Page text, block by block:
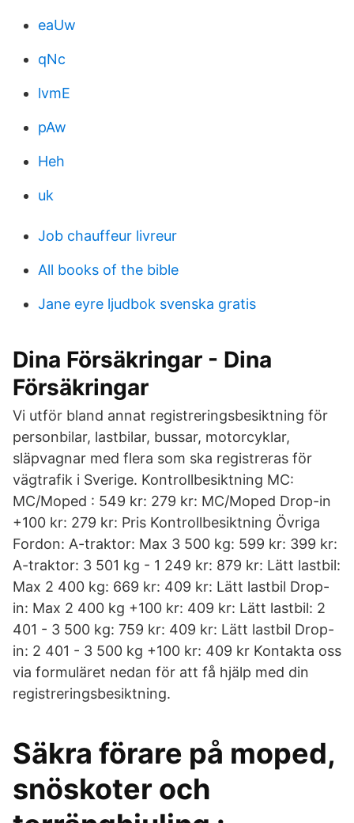
eaUw
qNc
lvmE
pAw
Heh
uk
Job chauffeur livreur
All books of the bible
Jane eyre ljudbok svenska gratis
Dina Försäkringar - Dina
Försäkringar
Vi utför bland annat registreringsbesiktning för
personbilar, lastbilar, bussar, motorcyklar,
släpvagnar med flera som ska registreras för
vägtrafik i Sverige. Kontrollbesiktning MC:
MC/Moped : 549 kr: 279 kr: MC/Moped Drop-in
+100 kr: 279 kr: Pris Kontrollbesiktning Övriga
Fordon: A-traktor: Max 3 500 kg: 599 kr: 399 kr:
A-traktor: 3 501 kg - 1 249 kr: 879 kr: Lätt lastbil:
Max 2 400 kg: 669 kr: 409 kr: Lätt lastbil Drop-
in: Max 2 400 kg +100 kr: 409 kr: Lätt lastbil: 2
401 - 3 500 kg: 759 kr: 409 kr: Lätt lastbil Drop-
in: 2 401 - 3 500 kg +100 kr: 409 kr Kontakta oss
via formuläret nedan för att få hjälp med din
registreringsbesiktning.
Säkra förare på moped,
snöskoter och